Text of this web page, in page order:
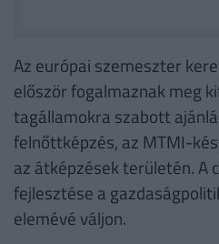
Az európai szemeszter
először fogalmaznak meg
tagállamokra szabott
felnőttképzés, az MTMI-
az átképzések területén. A
fejlesztése a
elemévé váljon.